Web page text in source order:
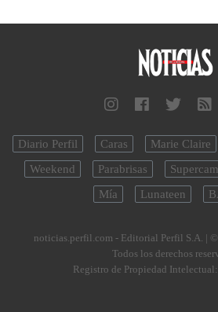
Diario Perfil Caras Marie Claire
Weekend
Parabrisas
Mía
Lunateen
noticias.perfil.com - Editorial Perfil S.A. |
Todos los derechos
Registro de Propiedad